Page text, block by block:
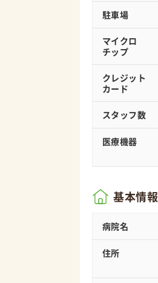
駐車場
マイクロ
チップ
クレジット
カード
スタッフ数
医療機器
基本情報
病院名
住所